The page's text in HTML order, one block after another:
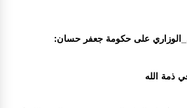
على حكومة جعفر حسان:
ذمة الله